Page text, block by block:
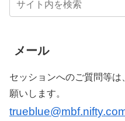
メール
セッションへのご質問等
願いします。